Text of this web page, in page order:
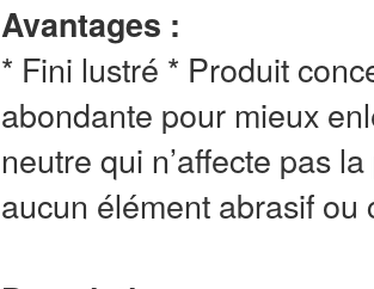
Avantages :
* Fini lustré * Produit
abondante pour mieux
neutre qui n’affecte pas
aucun élément abrasif ou